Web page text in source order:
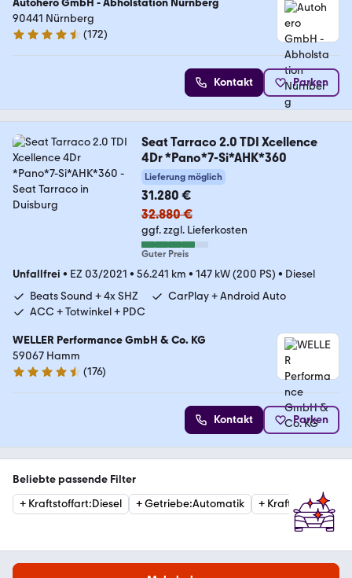
90441 Nürnberg
4.5 Sterne
(172)
Kontakt Parken
Seat Tarraco 2.0 TDI Xcellence
4Dr *Pano*7-Si*AHK*360
Lieferung möglich
31.280 €
32.880 €
ggf. zzgl. Lieferkosten
Guter Preis
Unfallfrei • EZ 03/2021 • 56.241 km • 147 kW (200 PS) • Diesel
Beats Sound + 4x SHZ
CarPlay + Android Auto
ACC + Totwinkel + PDC
WELLER Performance GmbH & Co. KG
59067 Hamm
4.6 Sterne
(176)
Kontakt Parken
Beliebte passende Filter
+ Kraftstoffart:Diesel +Getriebe:Automatik + Kraftstoffart: